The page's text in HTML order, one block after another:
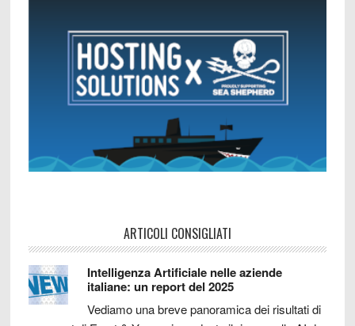
ARTICOLI CONSIGLIATI
Intelligenza Artificiale nelle aziende
italiane: un report del 2025
Vediamo una breve panoramica dei risultati di